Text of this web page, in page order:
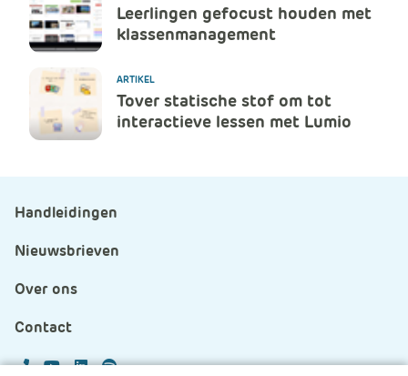
Leerlingen gefocust houden met
klassenmanagement
ARTIKEL
Tover statische stof om tot
interactieve lessen met Lumio
Handleidingen
Nieuwsbrieven
Over ons
Contact